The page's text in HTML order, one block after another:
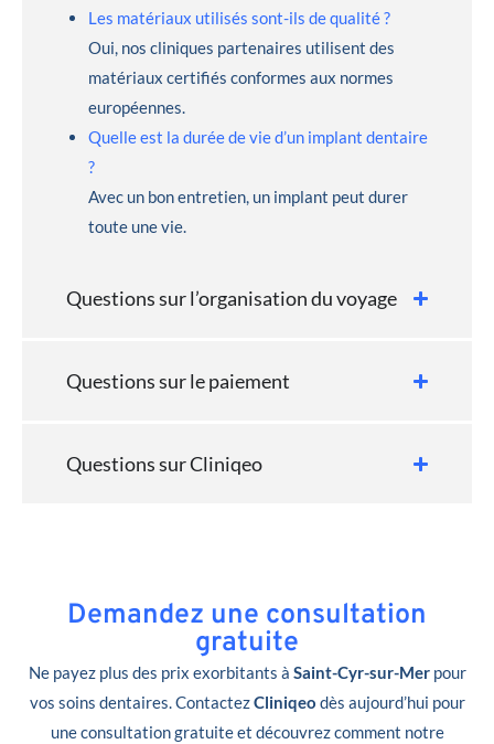
Les matériaux utilisés sont-ils de qualité ?
Oui, nos cliniques partenaires utilisent des
matériaux certifiés conformes aux normes
européennes.
Quelle est la durée de vie d’un implant dentaire
?
Avec un bon entretien, un implant peut durer
toute une vie.
Questions sur l’organisation du voyage
Questions sur le paiement
Questions sur Cliniqeo
Demandez une consultation
gratuite
Ne payez plus des prix exorbitants à Saint-Cyr-sur-Merpour
vos soins dentaires. ContactezCliniqeo dès aujourd’hui pour
une consultation gratuite et découvrez comment notre